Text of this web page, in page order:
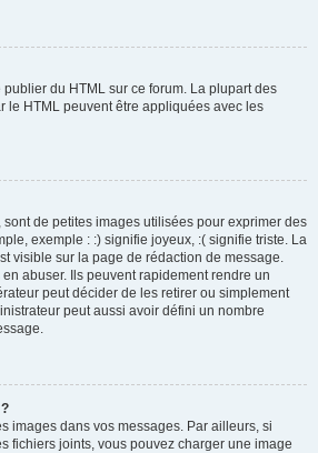
publier du HTML sur ce forum. La plupart des
le HTML peuvent être appliquées avec les
sont de petites images utilisées pour exprimer des
exemple : :) signifie joyeux, :( signifie triste. La
visible sur la page de rédaction de message.
abuser. Ils peuvent rapidement rendre un
peut décider de les retirer ou simplement
peut aussi avoir défini un nombre
images dans vos messages. Par ailleurs, si
fichiers joints, vous pouvez charger une image